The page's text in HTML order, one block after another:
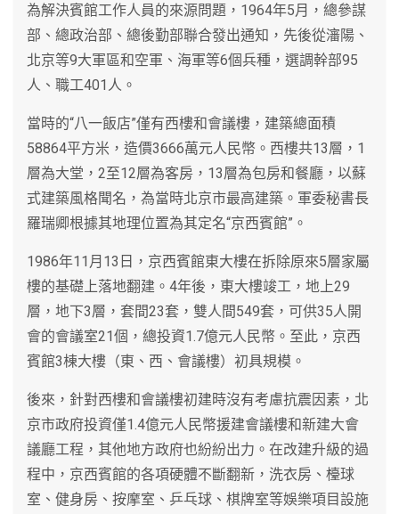
為解決賓館工作人員的來源問題，1964年5月，總參謀
部、總政治部、總後勤部聯合發出通知，先後從瀋陽、
北京等9大軍區和空軍、海軍等6個兵種，選調幹部95
人、職工401人。
當時的“八一飯店”僅有西樓和會議樓，建築總面積
58864平方米，造價3666萬元人民幣。西樓共13層，1
層為大堂，2至12層為客房，13層為包房和餐廳，以蘇
式建築風格聞名，為當時北京市最高建築。軍委秘書長
羅瑞卿根據其地理位置為其定名“京西賓館”。
1986年11月13日，京西賓館東大樓在拆除原來5層家屬
樓的基礎上落地翻建。4年後，東大樓竣工，地上29
層，地下3層，套間23套，雙人間549套，可供35人開
會的會議室21個，總投資1.7億元人民幣。至此，京西
賓館3棟大樓（東、西、會議樓）初具規模。
後來，針對西樓和會議樓初建時沒有考慮抗震因素，北
京市政府投資僅1.4億元人民幣援建會議樓和新建大會
議廳工程，其他地方政府也紛紛出力。在改建升級的過
程中，京西賓館的各項硬體不斷翻新，洗衣房、檯球
室、健身房、按摩室、乒乓球、棋牌室等娛樂項目設施